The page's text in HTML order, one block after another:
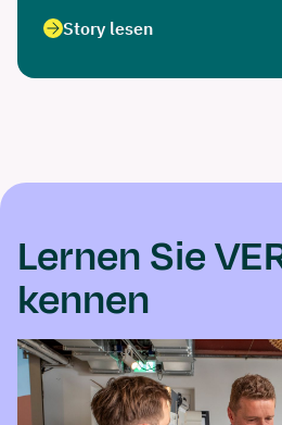
Story lesen
Lernen Sie
kennen